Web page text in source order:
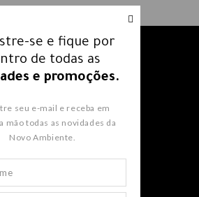
nossos e-mails e fique
de todas as
se e fique por
de todas as
e promoções.
seu e-mail e receba em
mão todas as novidades da
Novo Ambiente.